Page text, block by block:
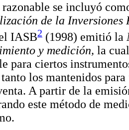
se incluyó
de la
IASB2 (1998) emitió la
y medición, la
para ciertos
los mantenidos
A partir de la
este método de